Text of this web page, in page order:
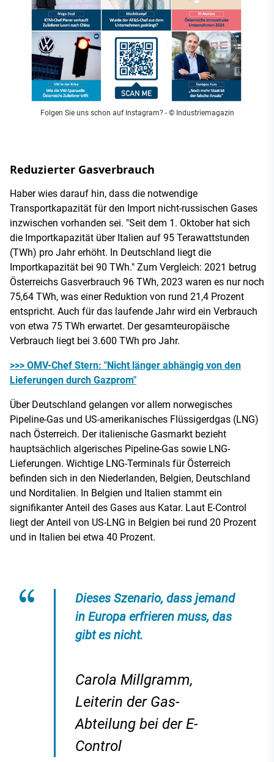
Folgen Sie uns schon auf Instagram?- © Industriemagazin
Reduzierter Gasverbrauch
Haber wies darauf hin, dass die notwendige
Transportkapazität für den Import nicht-russischen Gases
inzwischen vorhanden sei. "Seit dem 1. Oktober hat sich
die Importkapazität über Italien auf 95 Terawattstunden
(TWh) pro Jahr erhöht. In Deutschland liegt die
Importkapazität bei 90 TWh." Zum Vergleich: 2021 betrug
Österreichs Gasverbrauch 96 TWh, 2023 waren es nur noch
75,64 TWh, was einer Reduktion von rund 21,4 Prozent
entspricht. Auch für das laufende Jahr wird ein Verbrauch
von etwa 75 TWh erwartet. Der gesamteuropäische
Verbrauch liegt bei 3.600 TWh pro Jahr.
>>> OMV-Chef Stern: "Nicht länger abhängig von den
Lieferungen durch Gazprom"
Über Deutschland gelangen vor allem norwegisches
Pipeline-Gas und US-amerikanisches Flüssigerdgas (LNG)
nach Österreich. Der italienische Gasmarkt bezieht
hauptsächlich algerisches Pipeline-Gas sowie LNG-
Lieferungen. Wichtige LNG-Terminals für Österreich
befinden sich in den Niederlanden, Belgien, Deutschland
und Norditalien. In Belgien und Italien stammt ein
signifikanter Anteil des Gases aus Katar. Laut E-Control
liegt der Anteil von US-LNG in Belgien bei rund 20 Prozent
und in Italien bei etwa 40 Prozent.
Dieses Szenario, dass jemand
in Europa erfrieren muss, das
gibt es nicht.
Carola Millgramm,
Leiterin der Gas-
Abteilung bei der E-
Control